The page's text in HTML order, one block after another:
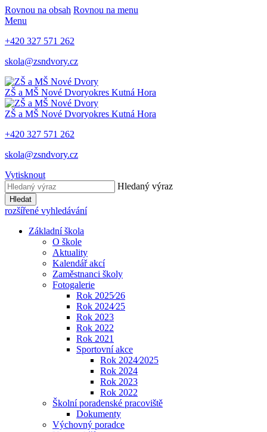
Rovnou na obsah Rovnou na menu
Menu
+420 327 571 262
skola@zsndvory.cz
ZŠ a MŠ Nové Dvoryokres Kutná Hora
ZŠ a MŠ Nové Dvoryokres Kutná Hora
+420 327 571 262
skola@zsndvory.cz
Vytisknout
Hledaný výraz
Hledat
rozšířené vyhledávání
Základní škola
O škole
Aktuality
Kalendář akcí
Zaměstnanci školy
Fotogalerie
Rok 2025⁄26
Rok 2024⁄25
Rok 2023
Rok 2022
Rok 2021
Sportovní akce
Rok 2024⁄2025
Rok 2024
Rok 2023
Rok 2022
Školní poradenské pracoviště
Dokumenty
Výchovný poradce